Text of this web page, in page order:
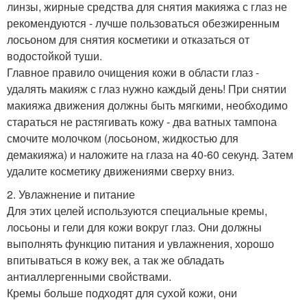
линзы, жирные средства для снятия макияжа с глаз не
рекомендуются - лучше пользоваться обезжиренным
лосьоном для снятия косметики и отказаться от
водостойкой туши.
Главное правило очищения кожи в области глаз -
удалять макияж с глаз нужно каждый день! При снятии
макияжа движения должны быть мягкими, необходимо
стараться не растягивать кожу - два ватных тампона
смочите молочком (лосьоном, жидкостью для
демакияжа) и наложите на глаза на 40-60 секунд. Затем
удалите косметику движениями сверху вниз.
2. Увлажнение и питание
Для этих целей используются специальные кремы,
лосьоны и гели для кожи вокруг глаз. Они должны
выполнять функцию питания и увлажнения, хорошо
впитываться в кожу век, а так же обладать
антиаллергенными свойствами.
Кремы больше подходят для сухой кожи, они